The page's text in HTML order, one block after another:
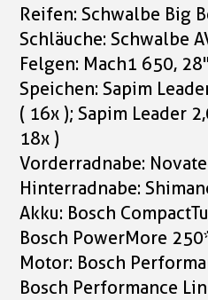
Reifen: Schwalbe Big
Schläuche: Schwalbe
Felgen: Mach1 650, 28"
Speichen: Sapim
( 16x ); Sapim Leader
18x )
Vorderradnabe:
Hinterradnabe:
Akku: Bosch
Bosch PowerMore
Motor: Bosch
Bosch Performance